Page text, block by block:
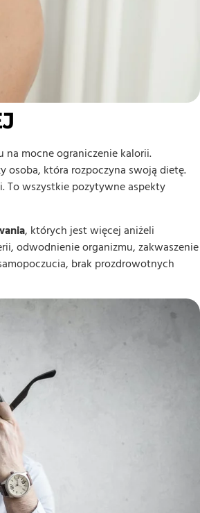
na mocne ograniczenie kalorii.
osoba, która rozpoczyna swoją dietę.
To wszystkie pozytywne aspekty
, których jest więcej aniżeli
odwodnienie organizmu, zakwaszenie
brak prozdrowotnych